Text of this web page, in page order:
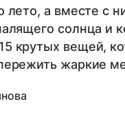
лето, а вместе с
солнца и
крутых вещей,
жаркие